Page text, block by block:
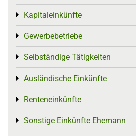
Kapitaleinkünfte
Toggle menu
Gewerbebetriebe
Toggle menu
Selbständige Tätigkeiten
Toggle menu
Ausländische Einkünfte
Toggle menu
Renteneinkünfte
Toggle menu
Sonstige Einkünfte Ehemann
Toggle menu